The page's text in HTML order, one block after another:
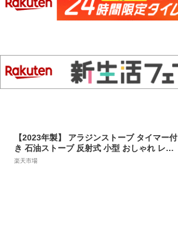
【2023年製】 アラジンストーブ タイマー付
き 石油ストーブ 反射式 小型 おしゃれ レト
ロ CAP-U2801G アラジン ストーブ 石油 暖
楽天市場